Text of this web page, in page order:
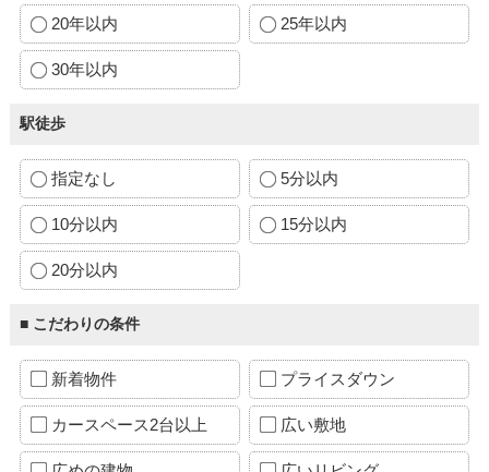
20年以内 25年以内
30年以内
駅徒歩
指定なし 5分以内
10分以内 15分以内
20分以内
■ こだわりの条件
新着物件 プライスダウン
カースペース2台以上 広い敷地